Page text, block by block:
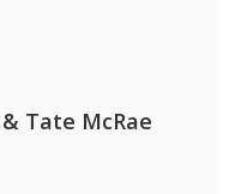
Tate McRae